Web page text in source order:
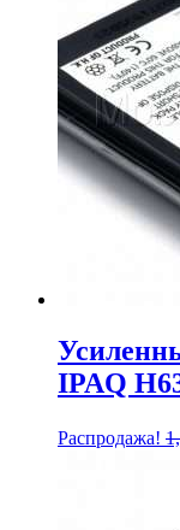
IPAQ
Распродажа!